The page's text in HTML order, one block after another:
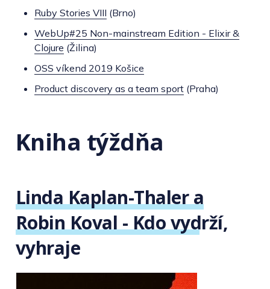
Ruby Stories VIII (Brno)
WebUp#25 Non-mainstream Edition - Elixir &
Clojure (Žilina)
OSS víkend 2019 Košice
Product discovery as a team sport(Praha)
Kniha týždňa
Linda Kaplan-Thaler a
Robin Koval - Kdo vydrží,
vyhraje